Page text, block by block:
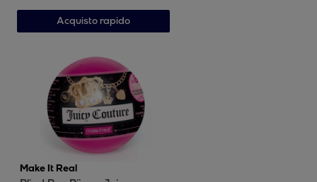
Acquisto rapido
Make It Real